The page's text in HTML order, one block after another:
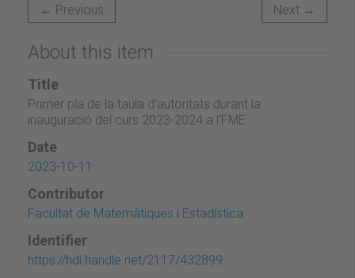
← Previous Next →
About this item
Title
Primer pla de la taula d'autoritats durant la
inauguració del curs 2023-2024 a l'FME
Date
2023-10-11
Contributor
Facultat de Matemàtiques i Estadística
Identifier
https://hdl.handle.net/2117/432899